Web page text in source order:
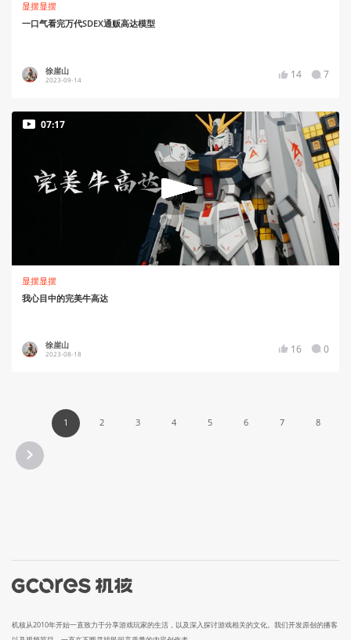
显摆显摆
一口气看完万代SDEX通贩高达模型
徐崖山
2023-09-14 14 7
07:17
显摆显摆
我心目中的完美牛高达
徐崖山
2023-08-18 16 0
1 2 3 4 5 6 7 8
机核从2010年开始一直致力于分享游戏玩家的生活，以及深入探讨游戏相关的文化。我们开发原创的播客